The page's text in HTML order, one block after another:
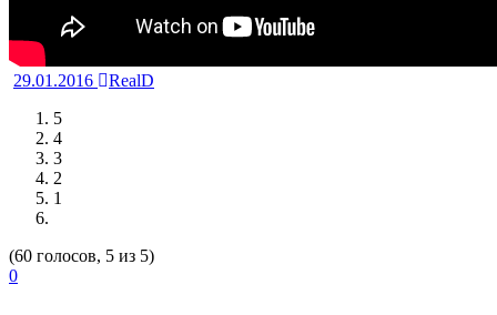
29.01.2016
RealD
5
4
3
2
1
(60 голосов, 5 из 5)
0